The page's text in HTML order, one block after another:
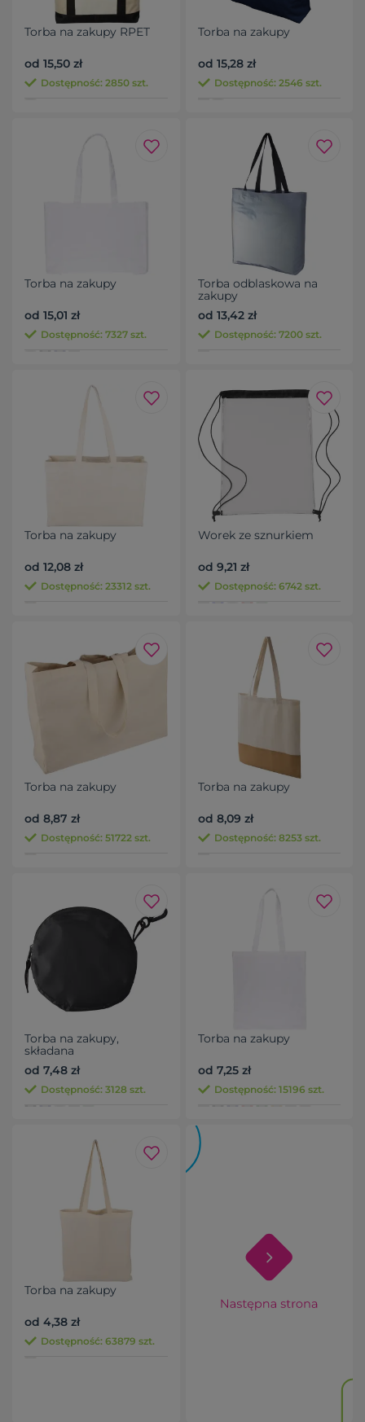
Torba na zakupy RPET
od 15,50 zł
Dostępność: 2850 szt.
Torba na zakupy
od 15,28 zł
Dostępność: 2546 szt.
Torba na zakupy
od 15,01 zł
Dostępność: 7327 szt.
Torba odblaskowa na
zakupy
od 13,42 zł
Dostępność: 7200 szt.
Torba na zakupy
od 12,08 zł
Dostępność: 23312 szt.
Worek ze sznurkiem
od 9,21 zł
Dostępność: 6742 szt.
Torba na zakupy
od 8,87 zł
Dostępność: 51722 szt.
Torba na zakupy
od 8,09 zł
Dostępność: 8253 szt.
Torba na zakupy,
składana
od 7,48 zł
Dostępność: 3128 szt.
Torba na zakupy
od 7,25 zł
Dostępność: 15196 szt.
Torba na zakupy
od 4,38 zł
Dostępność: 63879 szt.